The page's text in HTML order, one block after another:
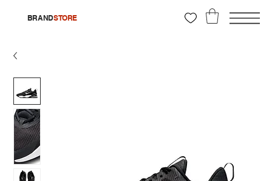
BRANDSTORE